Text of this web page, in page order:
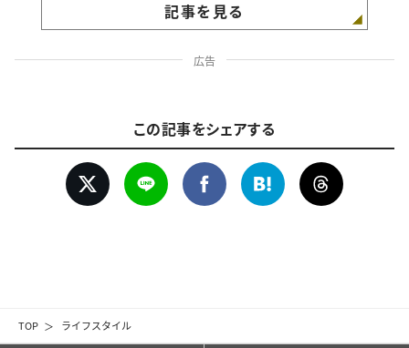
TOP ライフスタイル
記事を見る
広告
この記事をシェアする